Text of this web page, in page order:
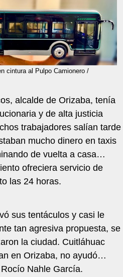
cintura al Pulpo Camionero /
alcalde de Orizaba, tenía
y de alta justicia
trabajadores salían tarde
mucho dinero en taxis
de vuelta a casa…
ofreciera servicio de
las 24 horas.
sus tentáculos y casi le
tan agresiva propuesta, se
la ciudad. Cuitláhuac
en Orizaba, no ayudó…
Nahle García.